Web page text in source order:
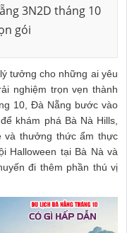
3N2D tháng 10
gói
tưởng cho những ai yêu
nghiệm trọn vẹn thành
10, Đà Nẵng bước vào
khám phá Bà Nà Hills,
và thưởng thức ẩm thực
Halloween tại Bà Nà và
đi thêm phần thú vị